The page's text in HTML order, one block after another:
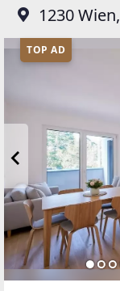
1230
TOP AD